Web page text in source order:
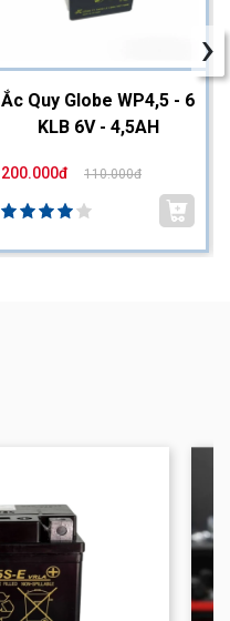
Ắc Quy Globe WP4,5 - 6
KLB 6V - 4,5AH
200.000đ 110.000đ
›